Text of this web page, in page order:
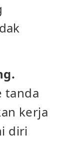
tanda
kerja
diri